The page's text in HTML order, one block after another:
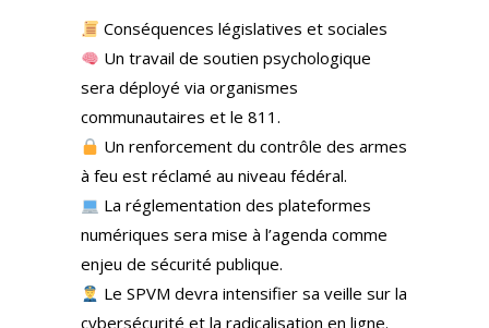
Conséquences législatives et sociales
Un travail de soutien psychologique
sera déployé via organismes
communautaires et le 811.
Un renforcement du contrôle des armes
à feu est réclamé au niveau fédéral.
La réglementation des plateformes
numériques sera mise à l’agenda comme
enjeu de sécurité publique.
Le SPVM devra intensifier sa veille sur la
cybersécurité et la radicalisation en ligne.